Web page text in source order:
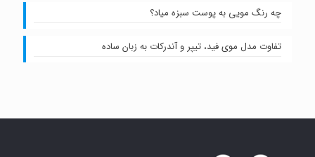
چه رنگ مویی به پوست سبزه میاد؟
تفاوت مدل موی فید، تیپر و آندرکات به زبان ساده